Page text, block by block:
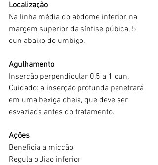
Localização
Na linha média do abdome inferior, na
margem superior da sínfise púbica, 5
cun abaixo do umbigo.
Agulhamento
Inserção perpendicular 0,5 a 1 cun.
Cuidado: a inserção profunda penetrará
em uma bexiga cheia, que deve ser
esvaziada antes do tratamento.
Ações
Beneficia a micção
Regula o Jiao inferior